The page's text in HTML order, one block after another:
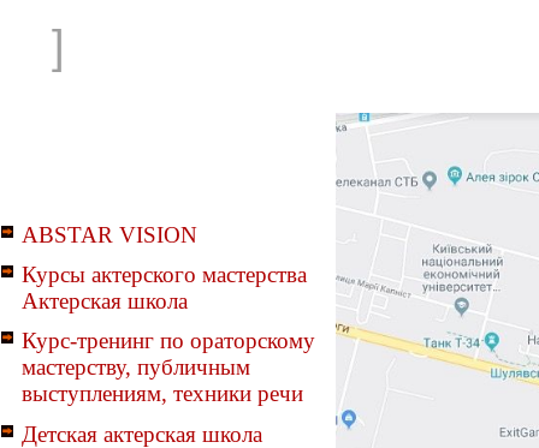
]
ABSTAR VISION
Курсы актерского мастерства
Актерская школа
Курс-тренинг по ораторскому
мастерству, публичным
выступлениям, техники речи
Детская актерская школа